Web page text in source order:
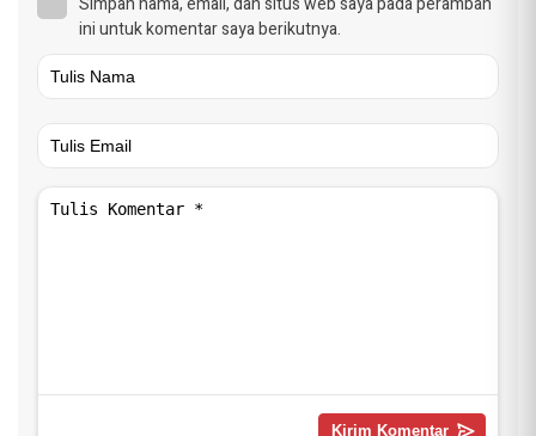
ini untuk komentar saya berikutnya.